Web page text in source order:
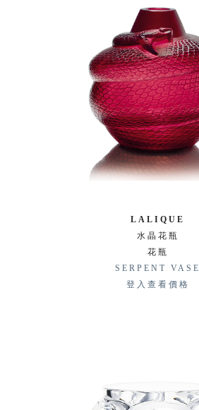
LALIQUE
水晶花瓶
花瓶
SERPENT VASE
登入查看價格